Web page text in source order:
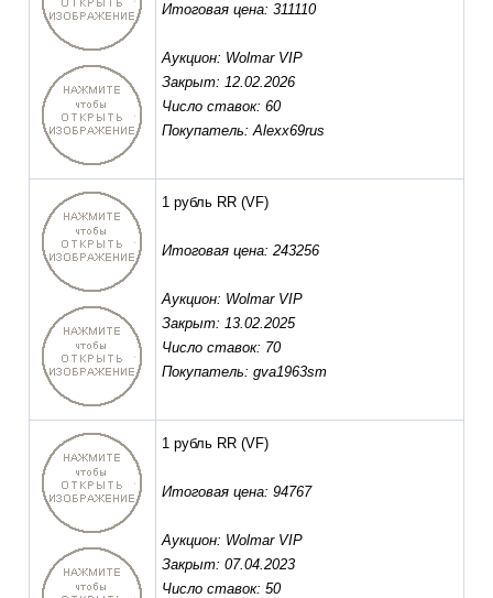
Итоговая цена: 311110
Аукцион: Wolmar VIP
Закрыт: 12.02.2026
Число ставок: 60
Покупатель: Alexx69rus
1 рубль RR (VF)
Итоговая цена: 243256
Аукцион: Wolmar VIP
Закрыт: 13.02.2025
Число ставок: 70
Покупатель: gva1963sm
1 рубль RR (VF)
Итоговая цена: 94767
Аукцион: Wolmar VIP
Закрыт: 07.04.2023
Число ставок: 50